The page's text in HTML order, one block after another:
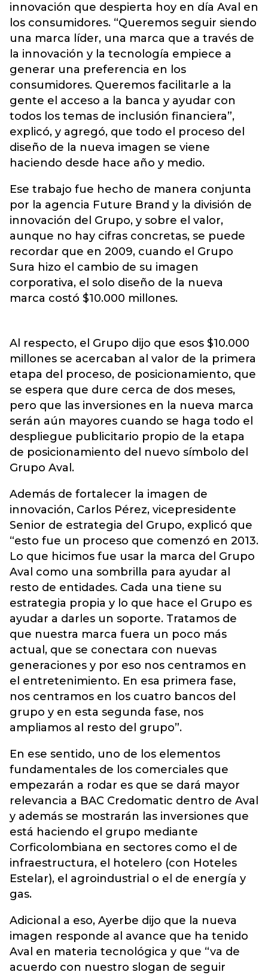
innovación que despierta hoy en día Aval en
los consumidores. “Queremos seguir siendo
una marca líder, una marca que a través de
la innovación y la tecnología empiece a
generar una preferencia en los
consumidores. Queremos facilitarle a la
gente el acceso a la banca y ayudar con
todos los temas de inclusión financiera”,
explicó, y agregó, que todo el proceso del
diseño de la nueva imagen se viene
haciendo desde hace año y medio.
Ese trabajo fue hecho de manera conjunta
por la agencia Future Brand y la división de
innovación del Grupo, y sobre el valor,
aunque no hay cifras concretas, se puede
recordar que en 2009, cuando el Grupo
Sura hizo el cambio de su imagen
corporativa, el solo diseño de la nueva
marca costó $10.000 millones.
Al respecto, el Grupo dijo que esos $10.000
millones se acercaban al valor de la primera
etapa del proceso, de posicionamiento, que
se espera que dure cerca de dos meses,
pero que las inversiones en la nueva marca
serán aún mayores cuando se haga todo el
despliegue publicitario propio de la etapa
de posicionamiento del nuevo símbolo del
Grupo Aval.
Además de fortalecer la imagen de
innovación, Carlos Pérez, vicepresidente
Senior de estrategia del Grupo, explicó que
“esto fue un proceso que comenzó en 2013.
Lo que hicimos fue usar la marca del Grupo
Aval como una sombrilla para ayudar al
resto de entidades. Cada una tiene su
estrategia propia y lo que hace el Grupo es
ayudar a darles un soporte. Tratamos de
que nuestra marca fuera un poco más
actual, que se conectara con nuevas
generaciones y por eso nos centramos en
el entretenimiento. En esa primera fase,
nos centramos en los cuatro bancos del
grupo y en esta segunda fase, nos
ampliamos al resto del grupo”.
En ese sentido, uno de los elementos
fundamentales de los comerciales que
empezarán a rodar es que se dará mayor
relevancia a BAC Credomatic dentro de Aval
y además se mostrarán las inversiones que
está haciendo el grupo mediante
Corficolombiana en sectores como el de
infraestructura, el hotelero (con Hoteles
Estelar), el agroindustrial o el de energía y
gas.
Adicional a eso, Ayerbe dijo que la nueva
imagen responde al avance que ha tenido
Aval en materia tecnológica y que “va de
acuerdo con nuestro slogan de seguir